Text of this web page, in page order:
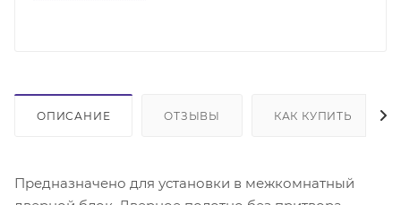
ОПИСАНИЕ ОТЗЫВЫ КАК КУПИТЬ
Предназначено для установки в межкомнатный